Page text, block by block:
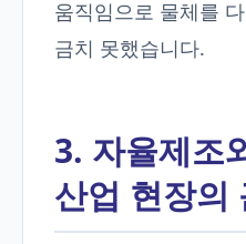
움직임으로 물체를
금치 못했습니다.
3. 자율제조
산업 현장의